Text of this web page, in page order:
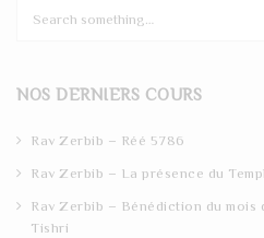
c
NOS DERNIERS COURS
Rav Zerbib – Réé 5786
Rav Zerbib – La présence du
Rav Zerbib – Bénédiction du mois
Tishri